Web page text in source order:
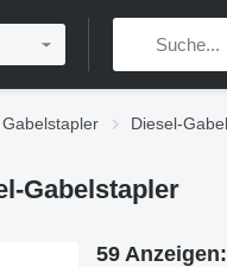
Gabelstapler Diesel-
Gabelstapler
59 Anzeigen: